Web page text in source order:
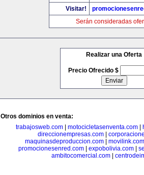
Visitar!
Serán consideradas
Realizar una Oferta
Precio Ofrecido $
Otros dominios en venta:
trabajosweb.com| motocicletasenventa.com|
direccionempresas.com|
maquinasdeproduccion.com
movilink.com
promocionesenred.com| expobolivia.com|
ambitocomercial.com